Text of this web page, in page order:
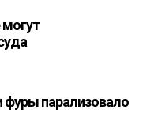
могут
фуры парализовало